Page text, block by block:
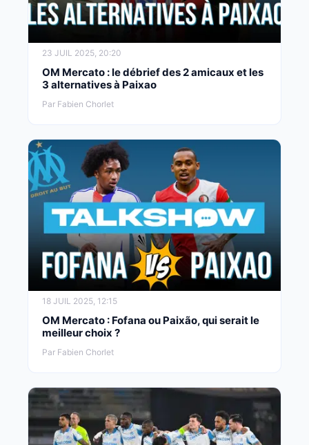
23 JUIL 2025, 20:20
OM Mercato : le débrief des 2 amicaux et les
3 alternatives à Paixao
Par Fabien Chorlet
18 JUIL 2025, 12:15
OM Mercato : Fofana ou Paixão, qui serait le
meilleur choix ?
Par Fabien Chorlet